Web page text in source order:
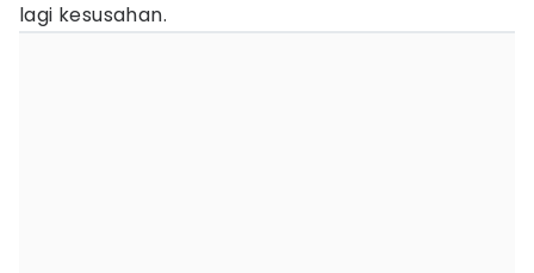
lagi kesusahan.